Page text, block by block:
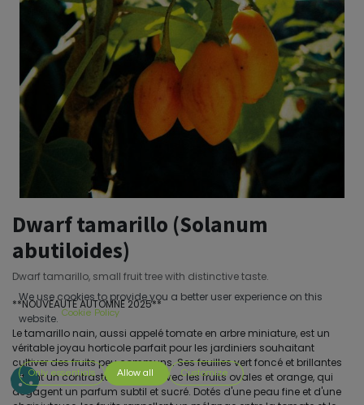
Dwarf tamarillo (Solanum
abutiloides)
Dwarf tamarillo, small fruit tree with distinctive taste.
**NOUVEAUTÉ AUTOMNE 2025**
Le tamarillo nain, aussi appelé tomate en arbre miniature, est un
véritable joyau horticole parfait pour les jardiniers souhaitant
cultiver des fruits peu communs. Ses feuilles vert foncé et brillantes
offrent un contraste frappant avec les fruits ovales et orange, qui
dégagent un parfum subtil et sucré. Dotés d'une peau fine et d'une
We use cookies to provide you a better user experience on this
website. Cookie Policy
Only essentials Allow all Customize